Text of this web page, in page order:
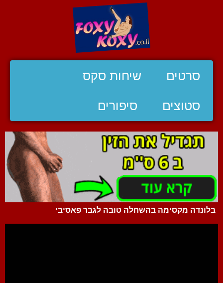
סרטים שיחות סקס
סטוצים סיפורים
בלונדה מקסימה בהשחלה טובה לגבר פאסיבי